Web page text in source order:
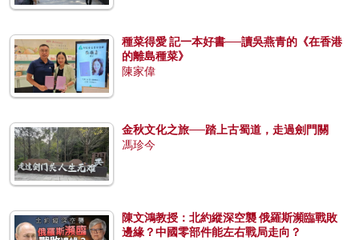
種菜得愛 記一本好書──讀吳燕青的《在香港
的離島種菜》
陳家偉
金秋文化之旅──踏上古蜀道，走過劍門關
馮珍今
陳文鴻教授：北約縱深空襲 俄羅斯瀕臨戰敗
邊緣？中國零部件能左右戰局走向？